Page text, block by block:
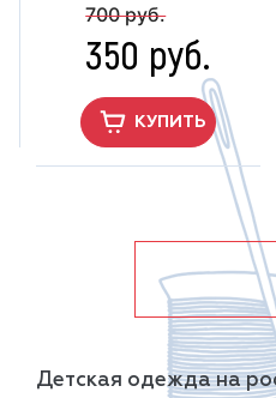
700 руб.
350 руб.
КУПИТЬ
Детская одежда на